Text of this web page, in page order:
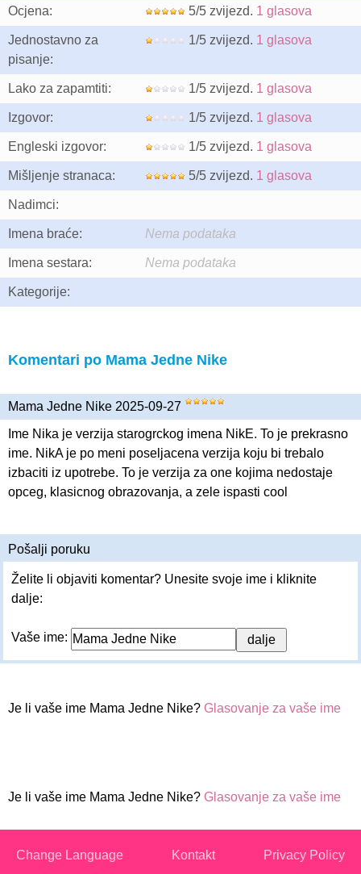
Ocjena: 5/5 zvijezd. 1 glasova
Jednostavno za
pisanje:
1/5 zvijezd. 1 glasova
Lako za zapamtiti: 1/5 zvijezd. 1 glasova
Izgovor: 1/5 zvijezd. 1 glasova
Engleski izgovor: 1/5 zvijezd. 1 glasova
Mišljenje stranaca: 5/5 zvijezd. 1 glasova
Nadimci:
Imena braće: Nema podataka
Imena sestara: Nema podataka
Kategorije:
Komentari po Mama Jedne Nike
Mama Jedne Nike 2025-09-27
Ime Nika je verzija starogrckog imena NikE. To je prekrasno
ime. NikA je po meni poseljacena verzija koju bi trebalo
izbaciti iz upotrebe. To je verzija za one kojima nedostaje
opceg, klasicnog obrazovanja, a zele ispasti cool
Pošalji poruku
Želite li objaviti komentar? Unesite svoje ime i kliknite
dalje:
Vaše ime:
Je li vaše ime Mama Jedne Nike? Glasovanje za vaše ime
Je li vaše ime Mama Jedne Nike? Glasovanje za vaše ime
Change Language Kontakt Privacy Policy